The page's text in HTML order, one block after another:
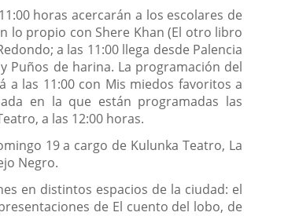
horas acercarán a los escolares de
lo propio con Shere Khan (El otro libro
a las 11:00 llega desde Palencia
Puños de harina. La programación del
a las 11:00 con Mis miedos favoritos a
en la que están programadas las
a las 12:00 horas.
19 a cargo de Kulunka Teatro, La
Negro.
en distintos espacios de la ciudad: el
de El cuento del lobo, de